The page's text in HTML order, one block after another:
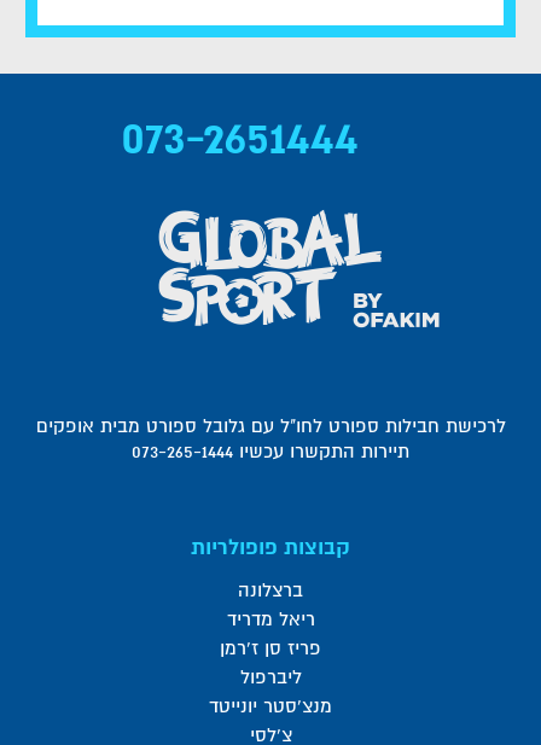
073-2651444
לרכישת חבילות ספורט לחו"ל עם גלובל ספורט מבית אופקים
תיירות התקשרו עכשיו 073-265-1444
קבוצות פופולריות
ברצלונה
ריאל מדריד
פריז סן ז'רמן
ליברפול
מנצ'סטר יונייטד
צ'לסי